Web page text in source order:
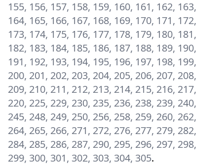
155, 156, 157, 158, 159, 160, 161, 162, 163,
164, 165, 166, 167, 168, 169, 170, 171, 172,
173, 174, 175, 176, 177, 178, 179, 180, 181,
182, 183, 184, 185, 186, 187, 188, 189, 190,
191, 192, 193, 194, 195, 196, 197, 198, 199,
200, 201, 202, 203, 204, 205, 206, 207, 208,
209, 210, 211, 212, 213, 214, 215, 216, 217,
220, 225, 229, 230, 235, 236, 238, 239, 240,
245, 248, 249, 250, 256, 258, 259, 260, 262,
264, 265, 266, 271, 272, 276, 277, 279, 282,
284, 285, 286, 287, 290, 295, 296, 297, 298,
299, 300, 301, 302, 303, 304, 305.